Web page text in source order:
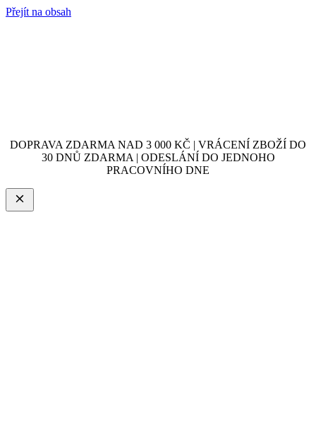
Přejít na obsah
DOPRAVA ZDARMA NAD 3 000 KČ | VRÁCENÍ ZBOŽÍ DO
30 DNŮ ZDARMA | ODESLÁNÍ DO JEDNOHO
PRACOVNÍHO DNE